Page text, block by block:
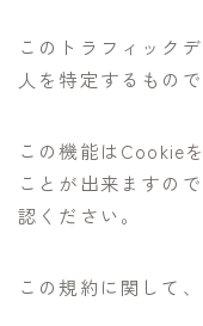
このトラフィック
人を特定するもの
この機能はCookie
ことが出来ますの
認ください。
この規約に関して